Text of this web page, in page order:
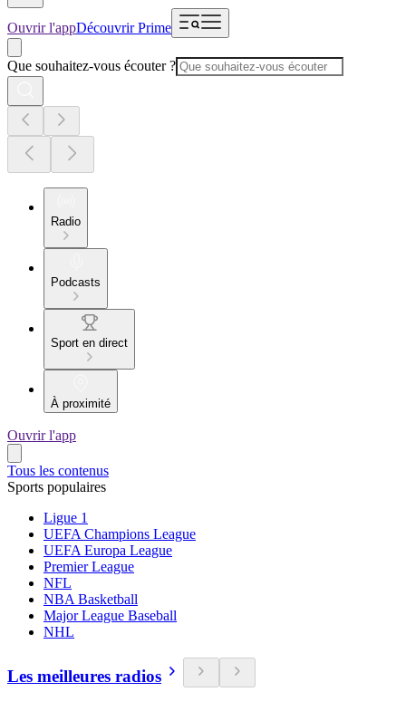
Ouvrir l'appDécouvrir Prime
Que souhaitez-vous écouter ?
Radio
Podcasts
Sport en direct
À proximité
Ouvrir l'app
Tous les contenus
Sports populaires
Ligue 1
UEFA Champions League
UEFA Europa League
Premier League
NFL
NBA Basketball
Major League Baseball
NHL
Les meilleures radios